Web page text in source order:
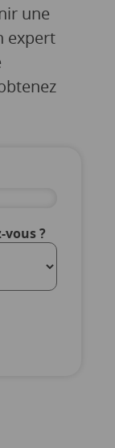
une
expert
?